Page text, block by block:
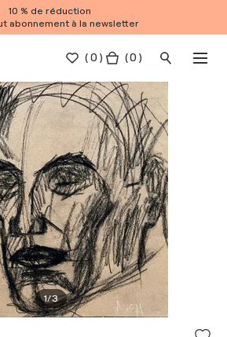
10 % de réduction
abonnement à la newsletter
(0 ) ( 0 )
1/3